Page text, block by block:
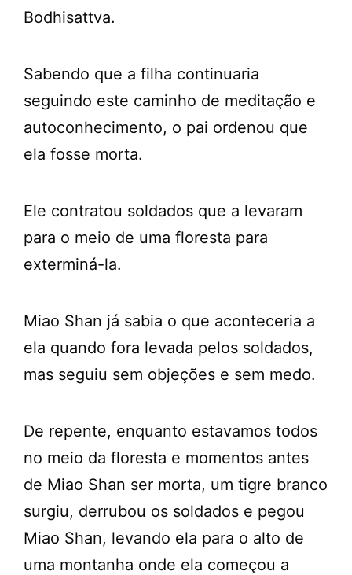
Bodhisattva.
Sabendo que a filha continuaria
seguindo este caminho de meditação e
autoconhecimento, o pai ordenou que
ela fosse morta.
Ele contratou soldados que a levaram
para o meio de uma floresta para
exterminá-la.
Miao Shan já sabia o que aconteceria a
ela quando fora levada pelos soldados,
mas seguiu sem objeções e sem medo.
De repente, enquanto estavamos todos
no meio da floresta e momentos antes
de Miao Shan ser morta, um tigre branco
surgiu, derrubou os soldados e pegou
Miao Shan, levando ela para o alto de
uma montanha onde ela começou a